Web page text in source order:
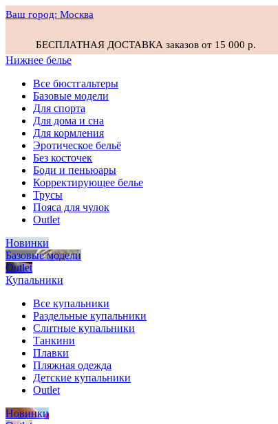
Ваш город: Москва
БЕСПЛАТНАЯ ДОСТАВКА заказов от 15 000 р.
Нижнее белье
Все бюстгальтеры
Базовые модели
Для спорта
Для дома и сна
Для кормления
Эротическое бельё
Без косточек
Боди и пеньюары
Корректирующее белье
Трусы
Пояса для чулок
Outlet
Новинки
Базовые модели
Outlet
Купальники
Все купальники
Раздельные купальники
Слитные купальники
Танкини
Плавки
Пляжная одежда
Детские купальники
Outlet
Новинки